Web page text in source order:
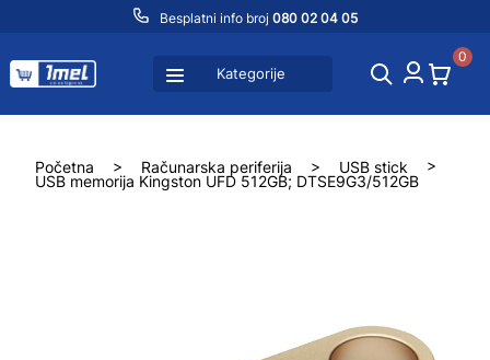
Besplatni info broj 080 02 04 05
Kategorije
0
Početna > Računarska periferija > USB stick
>
USB memorija Kingston UFD 512GB; DTSE9G3/512GB